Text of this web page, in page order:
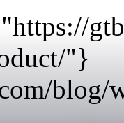
"}
blog/